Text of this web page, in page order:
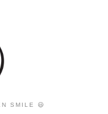
SMILE 😃